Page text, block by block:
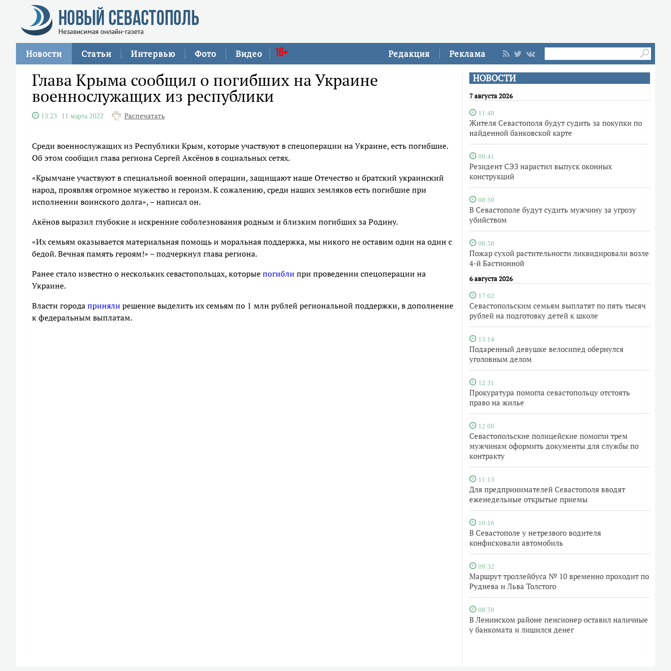
Редакция Реклама
Новости Статьи Интервью Фото Видео 16+
НОВОСТИ
7 августа 2026
11:49
Жителя Севастополя будут судить за покупки по
найденной банковской карте
09:41
Резидент СЭЗ нарастил выпуск оконных
конструкций
08:59
В Севастополе будут судить мужчину за угрозу
убийством
08:58
Пожар сухой растительности ликвидировали возле
4-й Бастионной
6 августа 2026
17:02
Севастопольским семьям выплатят по пять тысяч
рублей на подготовку детей к школе
13:14
Подаренный девушке велосипед обернулся
уголовным делом
12:31
Прокуратура помогла севастопольцу отстоять
право на жилье
12:00
Севастопольские полицейские помогли трем
мужчинам оформить документы для службы по
контракту
11:13
Для предпринимателей Севастополя вводят
еженедельные открытые приемы
10:16
В Севастополе у нетрезвого водителя
конфисковали автомобиль
09:32
Маршрут троллейбуса № 10 временно проходит по
Руднева и Льва Толстого
08:59
В Ленинском районе пенсионер оставил наличные
у банкомата и лишился денег
Глава Крыма сообщил о погибших на Украине
военнослужащих из республики
13:23 11 марта 2022 Распечатать
Среди военнослужащих из Республики Крым, которые участвуют в спецоперации на Украине, есть погибшие.
Об этом сообщил глава региона Сергей Аксёнов в социальных сетях.
«Крымчане участвуют в специальной военной операции, защищают наше Отечество и братский украинский
народ, проявляя огромное мужество и героизм. К сожалению, среди наших земляков есть погибшие при
исполнении воинского долга», – написал он.
Акёнов выразил глубокие и искренние соболезнования родным и близким погибших за Родину.
«Их семьям оказывается материальная помощь и моральная поддержка, мы никого не оставим один на один с
бедой. Вечная память героям!» – подчеркнул глава региона.
Ранее стало известно о нескольких севастопольцах, которыепогибли при проведении спецоперации на
Украине.
Власти городаприняли решение выделить их семьям по 1 млн рублей региональной поддержки, в дополнение
к федеральным выплатам.